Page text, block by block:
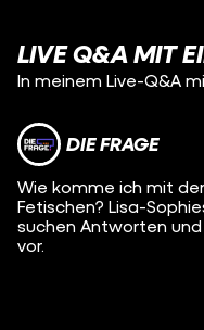
LIVE Q&A MIT
DIE FRAGE
Wie komme ich mit
Fetischen? Lisa-
suchen Antworten
vor.